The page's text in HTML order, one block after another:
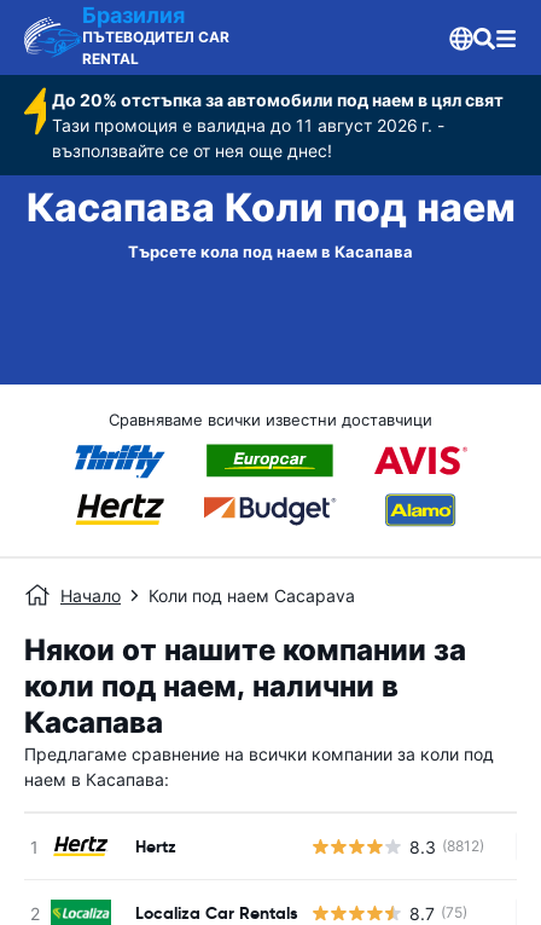
Бразилия
ПЪТЕВОДИТЕЛ CAR
RENTAL
До 20% отстъпка за автомобили под наем в цял свят
Тази промоция е валидна до 11 август 2026 г. -
възползвайте се от нея още днес!
Касапава Коли под наем
Търсете кола под наем в Касапава
Сравняваме всички известни доставчици
Начало Коли под наем Cacapava
Някои от нашите компании за
коли под наем, налични в
Касапава
Предлагаме сравнение на всички компании за коли под
наем в Касапава:
Hertz 8.3 (8812)
Localiza Car Rentals 8.7 (75)